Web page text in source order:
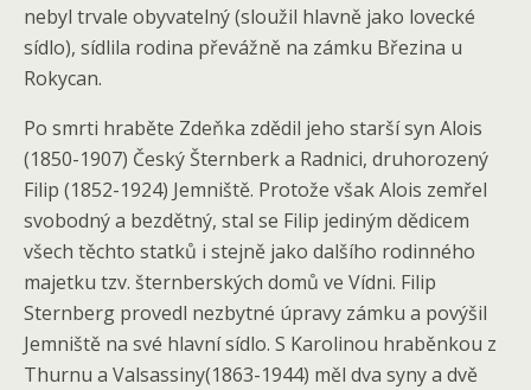
nebyl trvale obyvatelný (sloužil hlavně jako lovecké
sídlo), sídlila rodina převážně na zámku Březina u
Rokycan.
Po smrti hraběte Zdeňka zdědil jeho starší syn Alois
(1850-1907) Český Šternberk a Radnici, druhorozený
Filip (1852-1924) Jemniště. Protože však Alois zemřel
svobodný a bezdětný, stal se Filip jediným dědicem
všech těchto statků i stejně jako dalšího rodinného
majetku tzv. šternberských domů ve Vídni. Filip
Sternberg provedl nezbytné úpravy zámku a povýšil
Jemniště na své hlavní sídlo. S Karolinou hraběnkou z
Thurnu a Valsassiny(1863-1944) měl dva syny a dvě